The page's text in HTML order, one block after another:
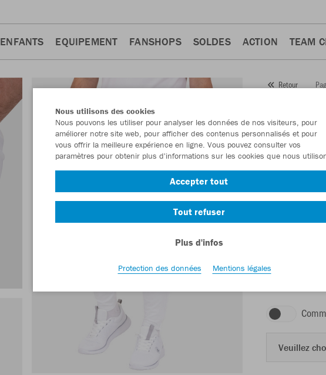
ENFANTS EQUIPEMENT FANSHOPS SOLDES ACTION TEAM
Retour
Numéro d’article:
En tant que
Veuillez
Nous utilisons des cookies
Nous pouvons les utiliser pour analyser les données de nos visiteurs, pour
améliorer notre site web, pour afficher des contenus personnalisés et pour
vous offrir la meilleure expérience en ligne. Vous pouvez consulter vos
paramètres pour obtenir plus d'informations sur les cookies que nous
Accepter tout
Tout refuser
Plus d'infos
Protection des données Mentions légales